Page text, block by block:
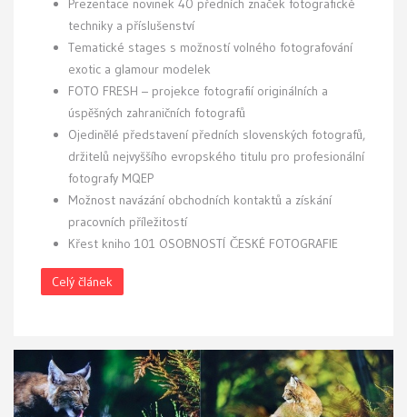
Prezentace novinek 40 předních značek fotografické
techniky a příslušenství
Tematické stages s možností volného fotografování
exotic a glamour modelek
FOTO FRESH – projekce fotografií originálních a
úspěšných zahraničních fotografů
Ojedinělé představení předních slovenských fotografů,
držitelů nejvyššího evropského titulu pro profesionální
fotografy MQEP
Možnost navázání obchodních kontaktů a získání
pracovních příležitostí
Křest kniho 101 OSOBNOSTÍ ČESKÉ FOTOGRAFIE
Celý článek